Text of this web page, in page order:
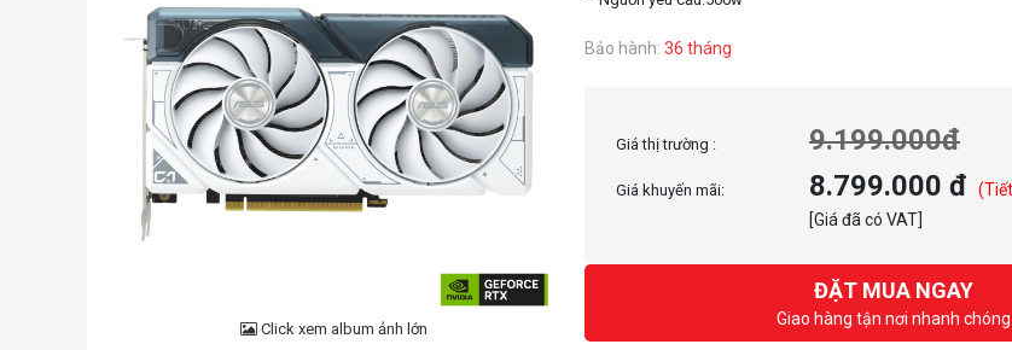
Click xem album ảnh lớn
Bảo hành: 36 tháng
Giá thị trường : 9.199.000đ
Giá khuyến mãi: 8.799.000 đ
[Giá đã có VAT]
ĐẶT MUA NGAY
Giao hàng tận nơi nhanh chóng